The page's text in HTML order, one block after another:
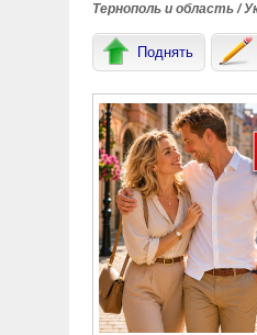
Тернополь и область /
Поднять